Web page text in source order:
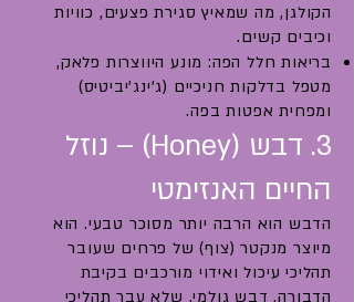
הקולגן, מה שמאיץ סגירת פצעים, כוויות
וכיבים קשים.
בריאות חלל הפה: מונע היווצרות פלאק,
מטפל בדלקות חניכיים (ג'ינג'יביטיס)
ומפחית אפטות בפה.
3. דבש (Honey) – נוזל
החיים האנזימטי
הדבש הוא הרבה יותר מסוכר טבעי. הוא
מיוצר מנקטר (צוף) של פרחים שעובר
תהליכי עיכול ואידוי מורכבים בקיבת
הדבורה. דבש גולמי, שלא עבר תהליכי